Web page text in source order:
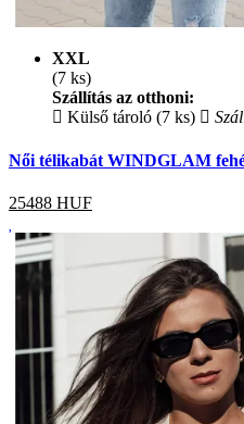
XXL
(7 ks)
Szállítás az otthoni:
Külső tároló (7 ks)
Női télikabát WINDGLAM
25488 HUF